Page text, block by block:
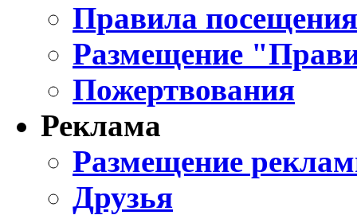
Правила
Размещение
Пожертвования
Реклама
Размещение
Друзья